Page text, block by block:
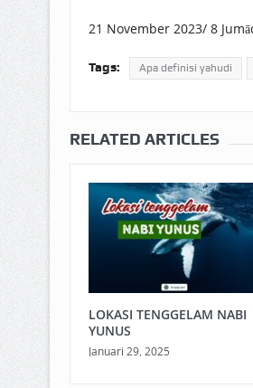
21 November 2023/ 8
Tags: Apa definisi yahudi
RELATED ARTICLES
LOKASI TENGGELAM NABI
YUNUS
Januari 29, 2025